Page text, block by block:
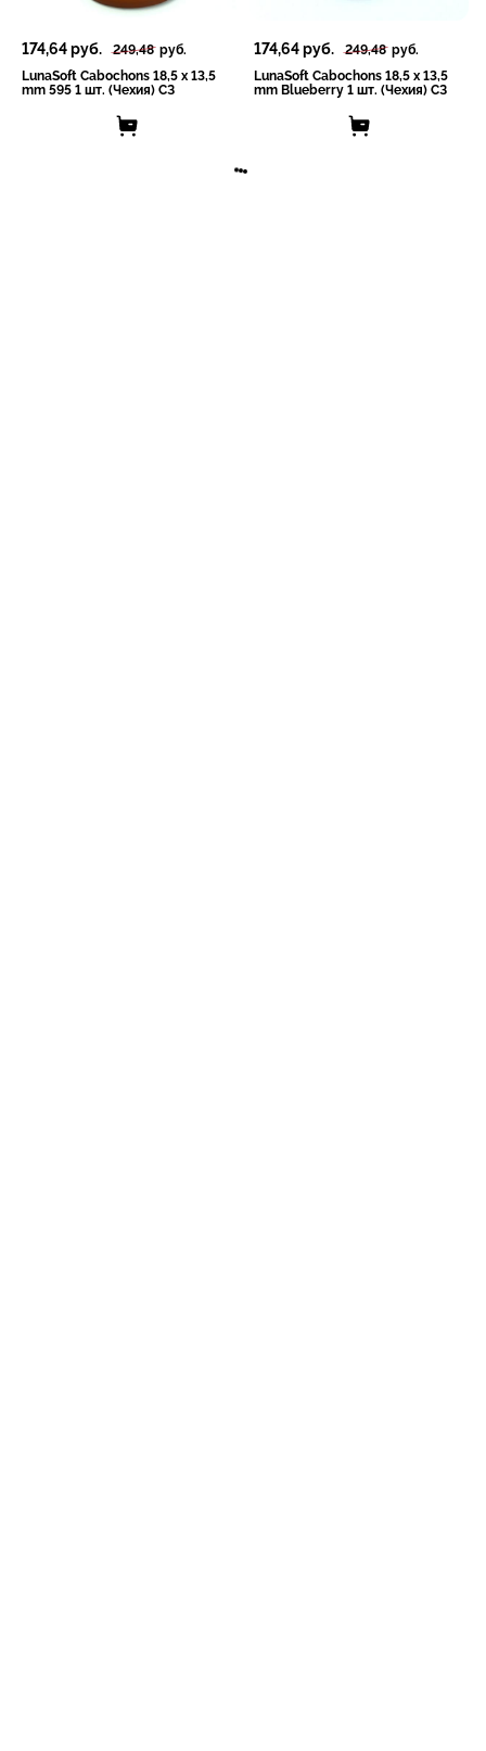
174,64руб. 249,48 руб.
LunaSoft Cabochons 18,5 x 13,5
mm 595 1 шт. (Чехия) СЗ
174,64руб. 249,48 руб.
LunaSoft Cabochons 18,5 x 13,5
mm Blueberry 1 шт. (Чехия) СЗ